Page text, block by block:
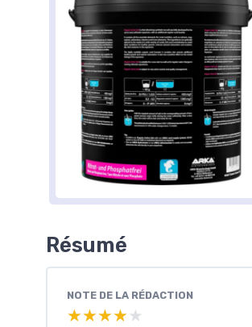
Résumé
NOTE DE LA RÉDACTION
★★★★★
★★★★★